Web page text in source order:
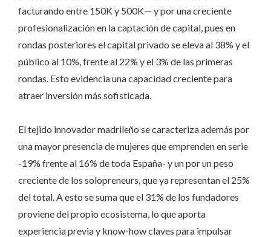
facturando entre 150K y 500K— y por una creciente
profesionalización en la captación de capital, pues en
rondas posteriores el capital privado se eleva al 38% y el
público al 10%, frente al 22% y el 3% de las primeras
rondas. Esto evidencia una capacidad creciente para
atraer inversión más sofisticada.
El tejido innovador madrileño se caracteriza además por
una mayor presencia de mujeres que emprenden en serie
-19% frente al 16% de toda España- y un por un peso
creciente de los solopreneurs, que ya representan el 25%
del total. A esto se suma que el 31% de los fundadores
proviene del propio ecosistema, lo que aporta
experiencia previa y know-how claves para impulsar